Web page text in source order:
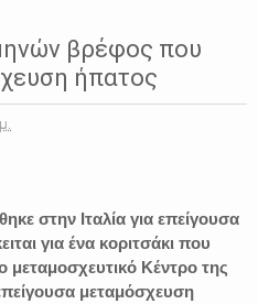
ΕΙΔΗΣΕΙΣ
βρέφος που
ήπατος
στην Ιταλία για επείγουσα
για ένα κοριτσάκι που
μεταμοσχευτικό Κέντρο της
μεταμόσχευση